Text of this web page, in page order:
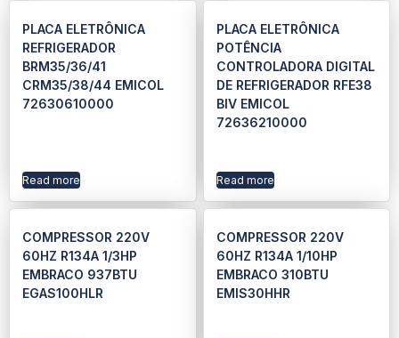
PLACA ELETRÔNICA
REFRIGERADOR
BRM35/36/41
CRM35/38/44 EMICOL
72630610000
Read more
PLACA ELETRÔNICA
POTÊNCIA
CONTROLADORA DIGITAL
DE REFRIGERADOR RFE38
BIV EMICOL
72636210000
Read more
COMPRESSOR 220V
60HZ R134A 1/3HP
EMBRACO 937BTU
EGAS100HLR
COMPRESSOR 220V
60HZ R134A 1/10HP
EMBRACO 310BTU
EMIS30HHR